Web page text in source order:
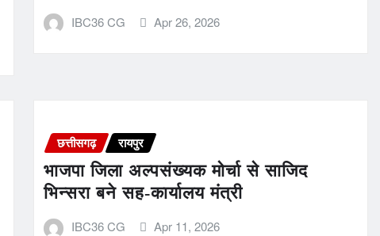
IBC36 CG Apr 26, 2026
छत्तीसगढ़ रायपुर
भाजपा जिला अल्पसंख्यक मोर्चा से साजिद
भिन्सरा बने सह-कार्यालय मंत्री
IBC36 CG Apr 11, 2026